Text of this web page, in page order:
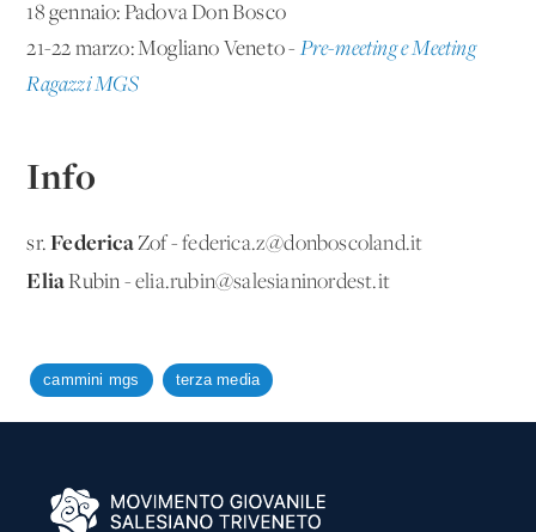
18 gennaio: Padova Don Bosco
21-22 marzo: Mogliano Veneto - Pre-meeting e Meeting
Ragazzi MGS
Info
sr.FedericaZof -federica.z@donboscoland.it
EliaRubin -elia.rubin@salesianinordest.it
cammini mgs terza media